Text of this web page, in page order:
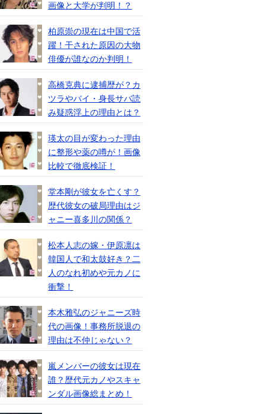
画像と大学が判明！？
柏原崇の現在は中国で活
躍！干された原因の大物
俳優が誰なのか判明！
高橋克典に逮捕歴が？カ
ツラやバイ・身長サバ読
み疑惑浮上の理由とは？
瑛太の目が変わった理由
に整形や薬の噂が！画像
比較で徹底検証！
堂本剛が彼女を亡くす？
歴代彼女の破局理由はジ
ャニー喜多川の関係？
松本人志の嫁・伊原凛は
韓国人で和太鼓好き？二
人のなれ初めや元カノに
衝撃！
本木雅弘のジャニーズ時
代の画像！事務所脱退の
理由は不仲じゃない？
嵐メンバーの彼女は現在
誰？歴代元カノやスキャ
ンダル画像総まとめ！